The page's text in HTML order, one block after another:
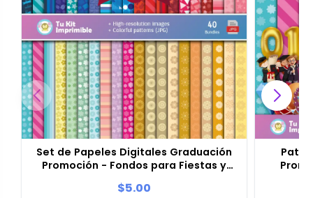
Set de Papeles Digitales Graduación
Promoción - Fondos para Fiestas y
$5.00